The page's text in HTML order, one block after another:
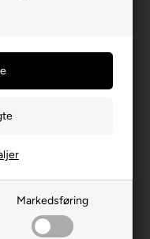
Markedsføring
tage med. En praktisk